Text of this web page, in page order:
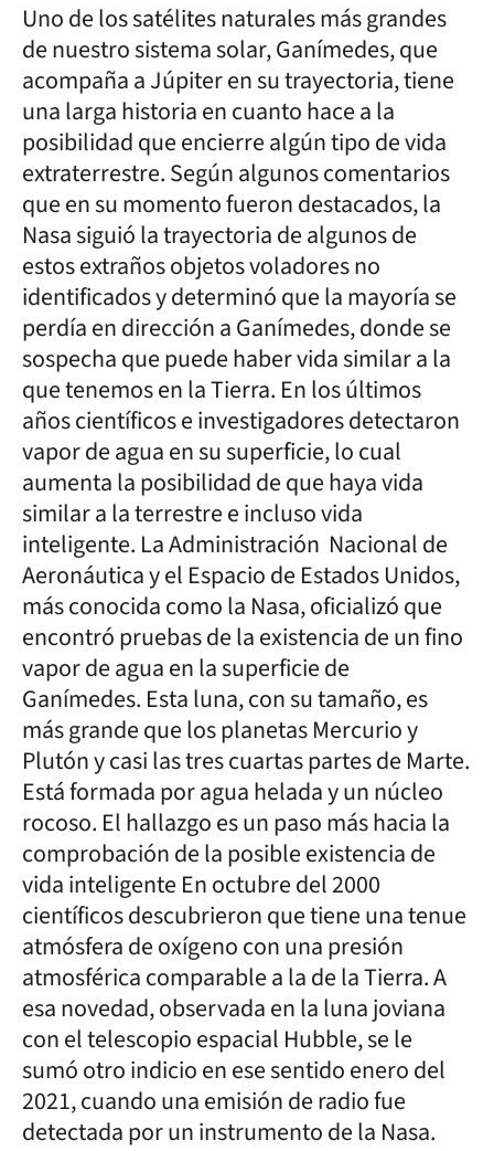
Uno de los satélites naturales más grandes
de nuestro sistema solar, Ganímedes, que
acompaña a Júpiter en su trayectoria, tiene
una larga historia en cuanto hace a la
posibilidad que encierre algún tipo de vida
extraterrestre. Según algunos comentarios
que en su momento fueron destacados, la
Nasa siguió la trayectoria de algunos de
estos extraños objetos voladores no
identificados y determinó que la mayoría se
perdía en dirección a Ganímedes, donde se
sospecha que puede haber vida similar a la
que tenemos en la Tierra. En los últimos
años científicos e investigadores detectaron
vapor de agua en su superficie, lo cual
aumenta la posibilidad de que haya vida
similar a la terrestre e incluso vida
inteligente. La Administración Nacional de
Aeronáutica y el Espacio de Estados Unidos,
más conocida como la Nasa, oficializó que
encontró pruebas de la existencia de un fino
vapor de agua en la superficie de
Ganímedes. Esta luna, con su tamaño, es
más grande que los planetas Mercurio y
Plutón y casi las tres cuartas partes de Marte.
Está formada por agua helada y un núcleo
rocoso. El hallazgo es un paso más hacia la
comprobación de la posible existencia de
vida inteligente En octubre del 2000
científicos descubrieron que tiene una tenue
atmósfera de oxígeno con una presión
atmosférica comparable a la de la Tierra. A
esa novedad, observada en la luna joviana
con el telescopio espacial Hubble, se le
sumó otro indicio en ese sentido enero del
2021, cuando una emisión de radio fue
detectada por un instrumento de la Nasa.